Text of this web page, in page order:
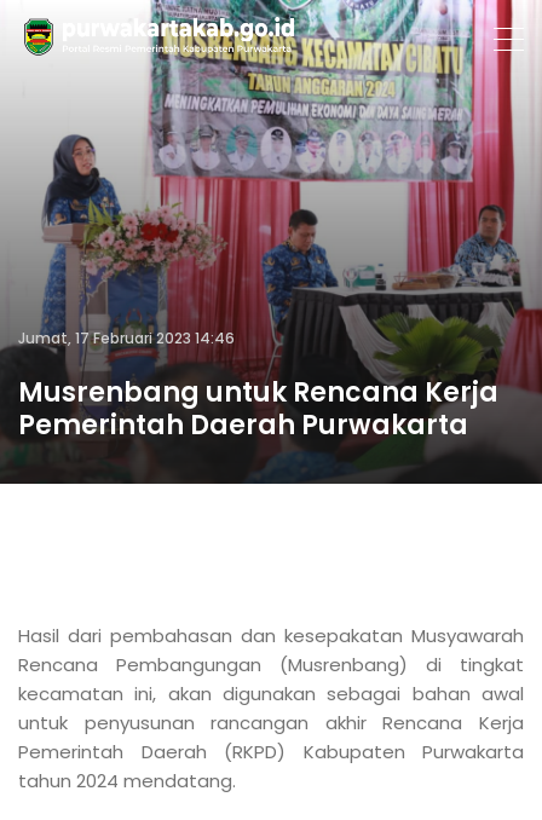
Jumat, 17 Februari 2023 14:46
Musrenbang untuk Rencana Kerja
Pemerintah Daerah Purwakarta
Hasil dari pembahasan dan kesepakatan Musyawarah
Rencana Pembangungan (Musrenbang) di tingkat
kecamatan ini, akan digunakan sebagai bahan awal
untuk penyusunan rancangan akhir Rencana Kerja
Pemerintah Daerah (RKPD) Kabupaten Purwakarta
tahun 2024 mendatang.